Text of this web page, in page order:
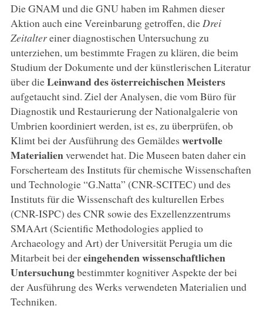
Die GNAM und die GNU haben im Rahmen dieser
Aktion auch eine Vereinbarung getroffen, die Drei
Zeitaltereiner diagnostischen Untersuchung zu
unterziehen, um bestimmte Fragen zu klären, die beim
Studium der Dokumente und der künstlerischen Literatur
über dieLeinwand des österreichischen Meisters
aufgetaucht sind. Ziel der Analysen, die vom Büro für
Diagnostik und Restaurierung der Nationalgalerie von
Umbrien koordiniert werden, ist es, zu überprüfen, ob
Klimt bei der Ausführung des Gemäldes wertvolle
Materialienverwendet hat. Die Museen baten daher ein
Forscherteam des Instituts für chemische Wissenschaften
und Technologie “G.Natta” (CNR-SCITEC) und des
Instituts für die Wissenschaft des kulturellen Erbes
(CNR-ISPC) des CNR sowie des Exzellenzzentrums
SMAArt (Scientific Methodologies applied to
Archaeology and Art) der Universität Perugia um die
Mitarbeit bei dereingehenden wissenschaftlichen
Untersuchungbestimmter kognitiver Aspekte der bei
der Ausführung des Werks verwendeten Materialien und
Techniken.